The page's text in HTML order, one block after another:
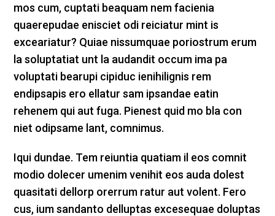
mos cum, cuptati beaquam nem facienia
quaerepudae enisciet odi reiciatur mint is
exceariatur? Quiae nissumquae poriostrum erum
la soluptatiat unt la audandit occum ima pa
voluptati bearupi cipiduc ienihilignis rem
endipsapis ero ellatur sam ipsandae eatin
rehenem qui aut fuga. Pienest quid mo bla con
niet odipsame lant, comnimus.
Iqui dundae. Tem reiuntia quatiam il eos comnit
modio dolecer umenim venihit eos auda dolest
quasitati dellorp orerrum ratur aut volent. Fero
cus, ium sandanto delluptas excesequae doluptas